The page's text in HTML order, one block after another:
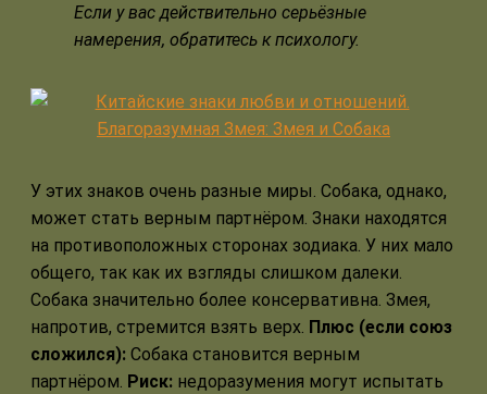
Если у вас действительно серьёзные
намерения, обратитесь к психологу.
У этих знаков очень разные миры. Собака, однако,
может стать верным партнёром. Знаки находятся
на противоположных сторонах зодиака. У них мало
общего, так как их взгляды слишком далеки.
Собака значительно более консервативна. Змея,
напротив, стремится взять верх. Плюс (если союз
сложился): Собака становится верным
партнёром. Риск: недоразумения могут испытать